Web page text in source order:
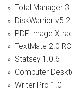
Total Manager
DiskWarrior
PDF Image
TextMate 2.0
Statsey 1.0.6
Computer
Writer Pro 1.0